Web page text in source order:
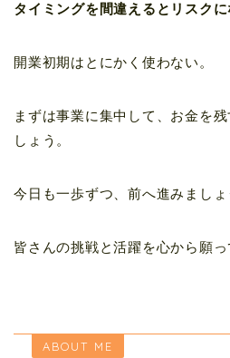
タイミングを間違えるとリスクに
開業初期はとにかく使わない。
まずは事業に集中して、お金を
しょう。
今日も一歩ずつ、前へ進みましょ
皆さんの挑戦と活躍を心から願
ABOUT ME